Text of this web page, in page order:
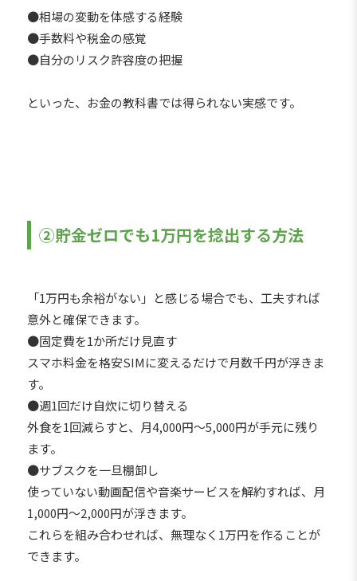
●相場の変動を体感する経験
●手数料や税金の感覚
●自分のリスク許容度の把握
といった、お金の教科書では得られない実感です。
②貯金ゼロでも1万円を捻出する方法
「1万円も余裕がない」と感じる場合でも、工夫すれば
意外と確保できます。
●固定費を1か所だけ見直す
スマホ料金を格安SIMに変えるだけで月数千円が浮きま
す。
●週1回だけ自炊に切り替える
外食を1回減らすと、月4,000円〜5,000円が手元に残り
ます。
●サブスクを一旦棚卸し
使っていない動画配信や音楽サービスを解約すれば、月
1,000円〜2,000円が浮きます。
これらを組み合わせれば、無理なく1万円を作ることが
できます。